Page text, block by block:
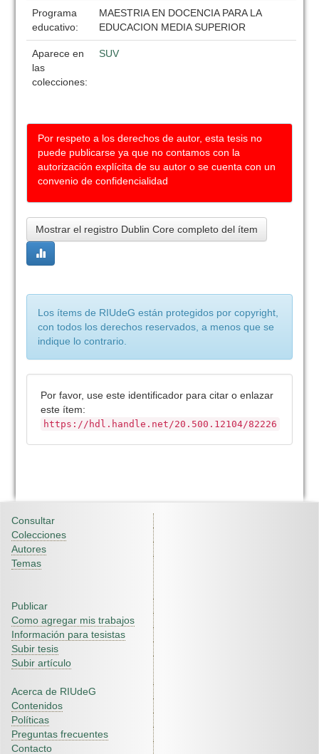
Programa
educativo:
MAESTRIA EN DOCENCIA PARA LA
EDUCACION MEDIA SUPERIOR
Aparece en
las
colecciones:
SUV
Por respeto a los derechos de autor, esta tesis no
puede publicarse ya que no contamos con la
autorización explícita de su autor o se cuenta con un
convenio de confidencialidad
Mostrar el registro Dublin Core completo del ítem
Los ítems de RIUdeG están protegidos por copyright,
con todos los derechos reservados, a menos que se
indique lo contrario.
Por favor, use este identificador para citar o enlazar
este ítem:
https://hdl.handle.net/20.500.12104/82226
Consultar
Colecciones
Autores
Temas
Publicar
Como agregar mis trabajos
Información para tesistas
Subir tesis
Subir artículo
Acerca de RIUdeG
Contenidos
Políticas
Preguntas frecuentes
Contacto